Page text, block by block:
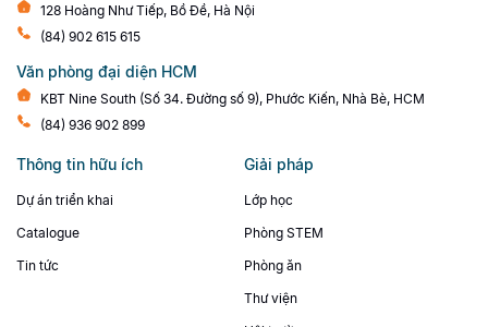
128 Hoàng Như Tiếp, Bồ Đề, Hà Nội
(84) 902 615 615
Văn phòng đại diện HCM
KBT Nine South (Số 34. Đường số 9), Phước Kiến, Nhà Bè, HCM
(84) 936 902 899
Thông tin hữu ích
Dự án triển khai
Catalogue
Tin tức
Giải pháp
Lớp học
Phòng STEM
Phòng ăn
Thư viện